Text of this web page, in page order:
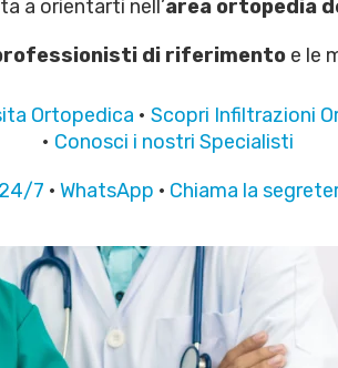
a orientarti nell’area ortopedia
di riferimentoe le
Ortopedica • Scopri Infiltrazioni
• Conosci i nostri Specialisti
7 · WhatsApp · Chiama la